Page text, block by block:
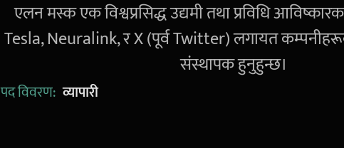
एलन मस्क एक विश्वप्रसिद्ध उद्यमी तथा प्रविधि
Tesla, Neuralink, र X (पूर्व Twitter) लगायत
संस्थापक हुनुहुन्छ।
पद विवरण: व्यापारी